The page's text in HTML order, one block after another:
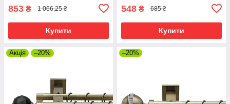
853 ₴ 1 066,25 ₴
Купити
548 ₴ 685 ₴
Купити
Акція –20% –20%